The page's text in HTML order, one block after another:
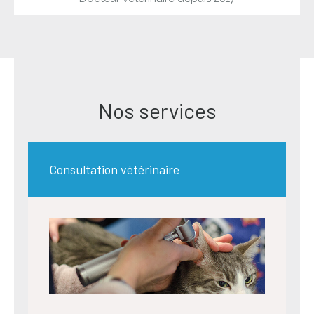
Nos services
Consultation vétérinaire